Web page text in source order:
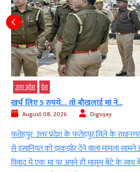
उत्तर प्रदेश देश
खर्च लिए 5 रुपये… तो बौखलाई मां ने...
August 08, 2026 Digvijay
फतेहपुर: उत्तर प्रदेश के फतेहपुर जिले के
से इंसानियत को झकझोर देने वाला मामला
विवाद में एक मां पर अपने ही मासूम बेटे के साथ